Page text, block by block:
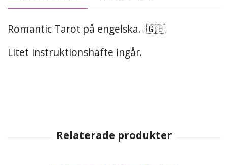
Romantic Tarot på engelska. 🇬🇧
Litet instruktionshäfte ingår.